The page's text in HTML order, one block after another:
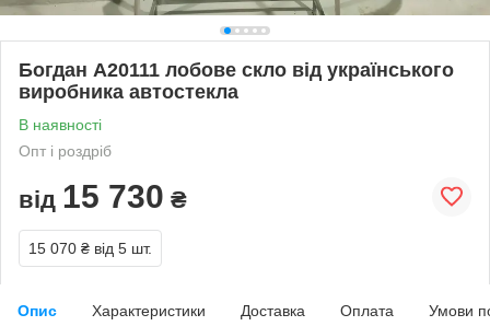
Богдан А20111 лобове скло від українського
виробника автостекла
В наявності
Опт і роздріб
від 15 730 ₴
15 070 ₴ від 5 шт.
Опис Характеристики Доставка Оплата Умови